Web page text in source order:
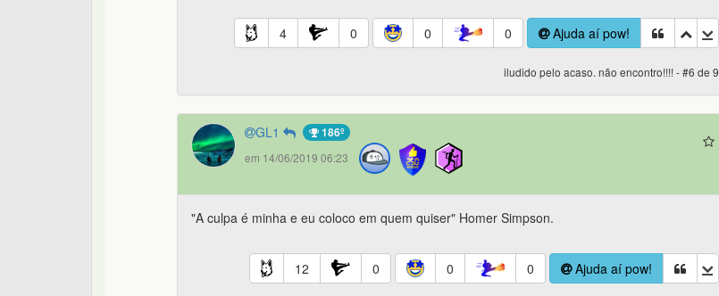
4 0 0 0 Ajuda aí pow!
iludido pelo acaso. não encontro!!!! - #6 de 9
GL1 186º
em 14/06/2019 06:23
"A culpa é minha e eu coloco em quem quiser" Homer Simpson.
12 0 0 0 Ajuda aí pow!